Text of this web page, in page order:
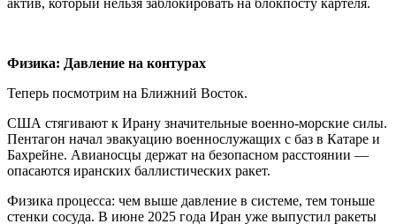
Физика: Давление на контурах
Теперь посмотрим на Ближний Восток.
США стягивают к Ирану значительные военно-морские силы.
Пентагон начал эвакуацию военнослужащих с баз в Катаре и
Бахрейне. Авианосцы держат на безопасном расстоянии —
опасаются иранских баллистических ракет.
Физика процесса: чем выше давление в системе, тем тоньше
стенки сосуда. В июне 2025 года Иран уже выпустил ракеты